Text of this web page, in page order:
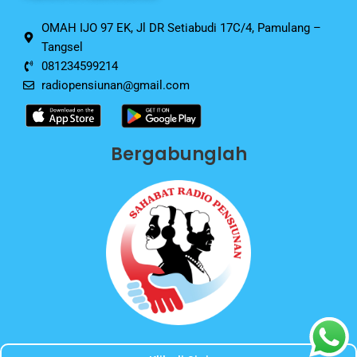
k
OMAH IJO 97 EK, Jl DR Setiabudi 17C/4, Pamulang –
Tangsel
081234599214
radiopensiunan@gmail.com
Bergabunglah